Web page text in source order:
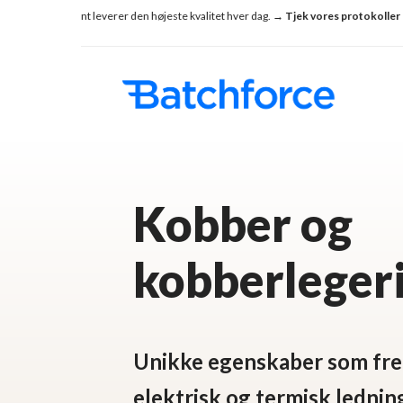
konsekvent leverer den højeste kvalitet hver dag.→ Tjek vores protokoller
Kobber og
Unikke egenskaber som
elektrisk og termisk